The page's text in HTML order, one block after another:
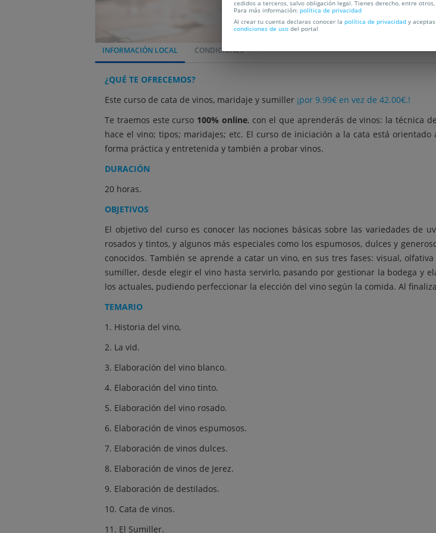
INFORMACIÓN LOCAL CONDICIONES
¿QUÉ TE OFRECEMOS?
Este curso de cata de vinos, maridaje y sumiller ¡por 9.99€ en vez de 42.00€.!
Te traemos este curso 100% online, con el que aprenderás de vinos: la técnica
hace el vino; tipos; maridajes; etc. El curso de iniciación a la cata está
forma práctica y entretenida y también a probar vinos.
DURACIÓN
20 horas.
OBJETIVOS
El objetivo del curso es conocer las nociones básicas sobre las variedades de
rosados y tintos, y algunos más especiales como los espumosos, dulces y
conocidos. También se aprende a catar un vino, en sus tres fases: visual,
sumiller, desde elegir el vino hasta servirlo, pasando por gestionar la bodega y
los actuales, pudiendo perfeccionar la elección del vino según la comida. Al
TEMARIO
1. Historia del vino,
2. La vid.
3. Elaboración del vino blanco.
4. Elaboración del vino tinto.
5. Elaboración del vino rosado.
6. Elaboración de vinos espumosos.
7. Elaboración de vinos dulces.
8. Elaboración de vinos de Jerez.
9. Elaboración de destilados.
10. Cata de vinos.
11. El Sumiller.
cedidos a terceros, salvo obligación legal. Tienes derecho, entre
Para más información: política de privacidad
Al crear tu cuenta declaras conocer la política de privacidad y
condiciones de uso del portal